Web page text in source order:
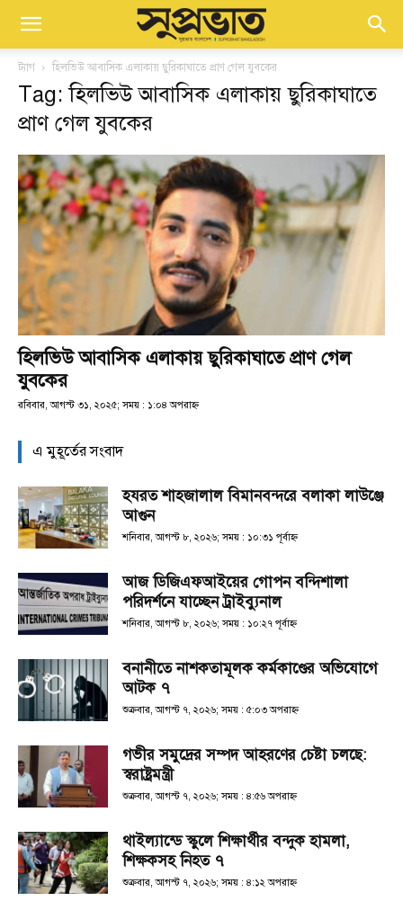
ট্যাগ হিলভিউ আবাসিক এলাকায় ছুরিকাঘাতে প্রাণ গেল যুবকের
Tag: হিলভিউ আবাসিক এলাকায় ছুরিকাঘাতে
প্রাণ গেল যুবকের
হিলভিউ আবাসিক এলাকায় ছুরিকাঘাতে প্রাণ গেল
যুবকের
রবিবার, আগস্ট ৩১, ২০২৫; সময় : ১:০৪ অপরাহ্ণ
এ মুহূর্তের সংবাদ
হযরত শাহজালাল বিমানবন্দরে বলাকা লাউঞ্জে
আগুন
শনিবার, আগস্ট ৮, ২০২৬; সময় : ১০:৩১ পূর্বাহ্ণ
আজ ডিজিএফআইয়ের গোপন বন্দিশালা
পরিদর্শনে যাচ্ছেন ট্রাইব্যুনাল
শনিবার, আগস্ট ৮, ২০২৬; সময় : ১০:২৭ পূর্বাহ্ণ
বনানীতে নাশকতামূলক কর্মকাণ্ডের অভিযোগে
আটক ৭
শুক্রবার, আগস্ট ৭, ২০২৬; সময় : ৫:০৩ অপরাহ্ণ
গভীর সমুদ্রের সম্পদ আহরণের চেষ্টা চলছে:
স্বরাষ্ট্রমন্ত্রী
শুক্রবার, আগস্ট ৭, ২০২৬; সময় : ৪:৫৬ অপরাহ্ণ
থাইল্যান্ডে স্কুলে শিক্ষার্থীর বন্দুক হামলা,
শিক্ষকসহ নিহত ৭
শুক্রবার, আগস্ট ৭, ২০২৬; সময় : ৪:১২ অপরাহ্ণ